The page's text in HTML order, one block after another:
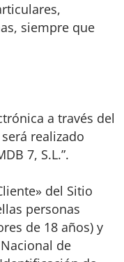
siempre que
a través del
realizado
7, S.L.”.
del Sitio
personas
de 18 años) y
de